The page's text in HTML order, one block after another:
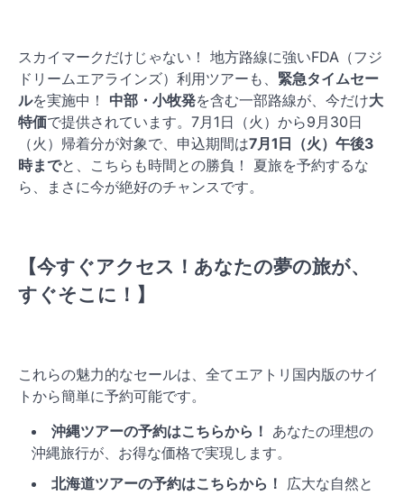
スカイマークだけじゃない！ 地方路線に強いFDA（フジ
ドリームエアラインズ）利用ツアーも、 緊急タイムセー
ルを実施中！ 中部・小牧発を含む一部路線が、今だけ大
特価で提供されています。7月1日（火）から9月30日
（火）帰着分が対象で、申込期間は7月1日（火）午後3
時までと、こちらも時間との勝負！ 夏旅を予約するな
ら、まさに今が絶好のチャンスです。
【今すぐアクセス！あなたの夢の旅が、
すぐそこに！】
これらの魅力的なセールは、全てエアトリ国内版のサイ
トから簡単に予約可能です。
沖縄ツアーの予約はこちらから！ あなたの理想の
沖縄旅行が、お得な価格で実現します。
北海道ツアーの予約はこちらから！ 広大な自然と